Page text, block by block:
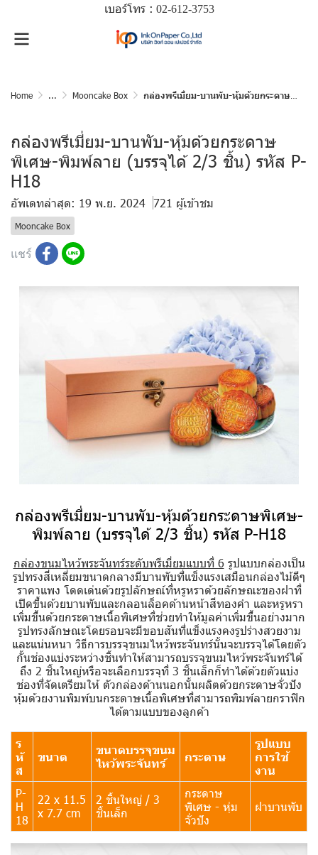
เบอร์โทร : 02-612-3753
Home ... Mooncake Box กล่องพรีเมี่ยม-บานพับ-หุ้มด้วยกระดาษพิเศษ-พิมพ์ลาย (บรรจุได้ 2/3 ชิ้น) รหัส P-H18
กล่องพรีเมี่ยม-บานพับ-หุ้มด้วยกระดาษ
พิเศษ-พิมพ์ลาย (บรรจุได้ 2/3 ชิ้น) รหัส P-
H18
อัพเดทล่าสุด: 19 พ.ย. 2024 721 ผู้เข้าชม
Mooncake Box
แชร์
กล่องพรีเมี่ยม-บานพับ-หุ้มด้วยกระดาษพิเศษ-
พิมพ์ลาย (บรรจุได้ 2/3 ชิ้น) รหัส P-H18
กล่องขนมไหว้พระจันทร์ระดับพรีเมี่ยมแบบที่ 6รูปแบบกล่องเป็น
รูปทรงสี่เหลี่ยมขนาดกลางมีบานพับที่แข็งแรงเสมือนกล่องไม้ดีๆ
ราคาแพง โดดเด่นด้วยรูปลักษณ์ที่หรูหราด้วยลักษณะของฝาที่
เปิดขึ้นด้วยบานพับและกลอนล็อคด้านหน้าสีทองคำ และหรูหรา
เพิ่มขึ้นด้วยกระดาษเนื้อพิเศษที่ช่วยทำให้มูลค่าเพิ่มขึ้นอย่างมาก
รูปทรงลักษณะโดยรอบจะมีขอบสันที่แข็งแรงคงรูปร่างสวยงาม
และแน่นหนา วิธีการบรรจุขนมไหว้พระจันทร์นั้นจะบรรจุได้โดยตัว
กั้นช่องแบ่งระหว่างชิ้นทำให้สามารถบรรจุขนมไหว้พระจันทร์ได้
ถึง 2 ชิ้นใหญ่หรือจะเลือกบรรจุที่ 3 ชิ้นเล็กก็ทำได้ด้วยตัวแบ่ง
ช่องที่จัดเตรียมให้ ตัวกล่องด้านนอกนั้นผลิตด้วยกระดาษจั่วปัง
หุ้มด้วยงานพิมพ์บนกระดาษเนื้อพิเศษที่สามารถพิมพ์ลายกราฟิก
ได้ตามแบบของลูกค้า
ร
หั
ส
ขนาด
ขนาดบรรจุขนม
ไหว้พระจันทร์
กระดาษ
รูปแบบ
การใช้
งาน
P-
H
18
22 x 11.5
x 7.7 cm
2 ชิ้นใหญ่ / 3
ชิ้นเล็ก
กระดาษ
พิเศษ - หุ่ม
จั่วปัง
ฝาบานพับ